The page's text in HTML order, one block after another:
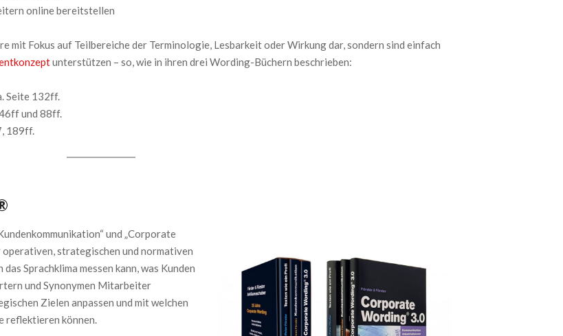
online bereitstellen
mit Fokus auf Teilbereiche der Terminologie, Lesbarkeit oder Wirkung dar, sondern sind einfach
unterstützen – so, wie in ihren drei Wording-Büchern beschrieben:
Seite 132ff.
46ff und 88ff.
189ff.
und „Corporate
strategischen und normativen
Sprachklima messen kann, was Kunden
und Synonymen Mitarbeiter
Zielen anpassen und mit welchen
reflektieren können.